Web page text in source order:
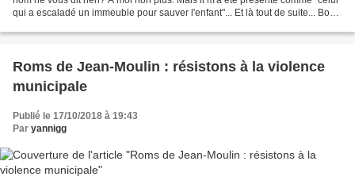
qui a escaladé un immeuble pour sauver l'enfant"... Et là tout de suite... Bon
Roms de Jean-Moulin : résistons à la violence
municipale
Publié le 17/10/2018 à 19:43
Par yannigg